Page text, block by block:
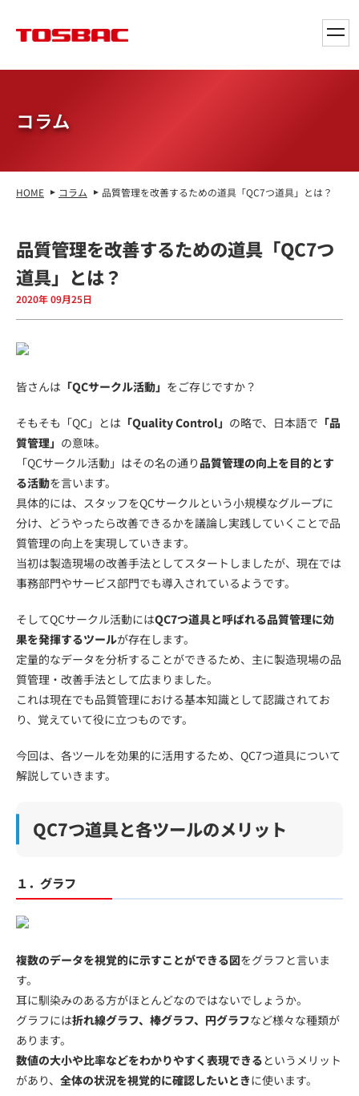
toggle
コラム
HOME コラム 品質管理を改善するための道具「QC7つ道具」とは？
品質管理を改善するための道具「QC7つ
道具」とは？
2020年 09月25日
皆さんは 「QCサークル活動」 をご存じですか？
そもそも「QC」とは 「Quality Control」 の略で、日本語で 「品
質管理」 の意味。
「QCサークル活動」はその名の通り 品質管理の向上を目的とす
る活動を言います。
具体的には、スタッフをQCサークルという小規模なグループに
分け、どうやったら改善できるかを議論し実践していくことで品
質管理の向上を実現していきます。
当初は製造現場の改善手法としてスタートしましたが、現在では
事務部門やサービス部門でも導入されているようです。
そしてQCサークル活動にはQC7つ道具と呼ばれる品質管理に効
果を発揮するツールが存在します。
定量的なデータを分析することができるため、主に製造現場の品
質管理・改善手法として広まりました。
これは現在でも品質管理における基本知識として認識されてお
り、覚えていて役に立つものです。
今回は、各ツールを効果的に活用するため、QC7つ道具について
解説していきます。
QC7つ道具と各ツールのメリット
１．グラフ
複数のデータを視覚的に示すことができる図をグラフと言いま
す。
耳に馴染みのある方がほとんどなのではないでしょうか。
グラフには折れ線グラフ、棒グラフ、円グラフなど様々な種類が
あります。
数値の大小や比率などをわかりやすく表現できるというメリット
があり、 全体の状況を視覚的に確認したいときに使います。